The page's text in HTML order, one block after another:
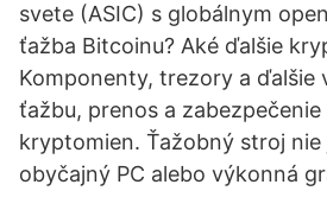
svete (ASIC) s globálnym
ťažba Bitcoinu? Aké ďalšie
Komponenty, trezory a ďalšie
ťažbu, prenos a
kryptomien. Ťažobný stroj nie
obyčajný PC alebo výkonná